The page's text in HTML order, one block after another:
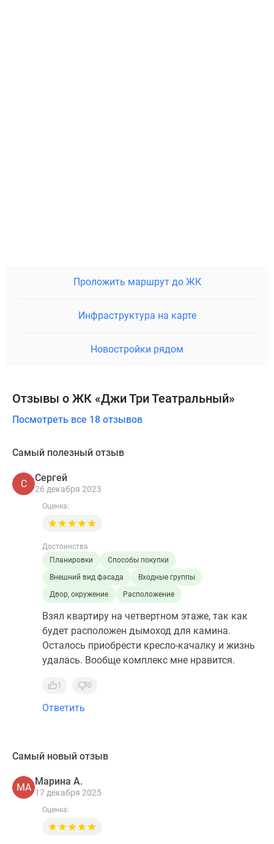
Проложить маршрут до ЖК
Инфраструктура на карте
Новостройки рядом
Отзывы о ЖК «Джи Три Театральный»
Посмотреть все 18 отзывов
Самый полезный отзыв
С
Сергей
26 декабря 2023
Оценка:
Достоинства
Планировки
Способы покупки
Внешний вид фасада
Входные группы
Двор, окружение
Расположение
Взял квартиру на четвертном этаже, так как
будет расположен дымоход для камина.
Осталось приобрести кресло-качалку и жизнь
удалась. Вообще комплекс мне нравится.
1 0
Ответить
Самый новый отзыв
МА
Марина А.
17 декабря 2025
Оценка: